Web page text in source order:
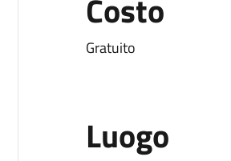
Costo
Gratuito
Luogo